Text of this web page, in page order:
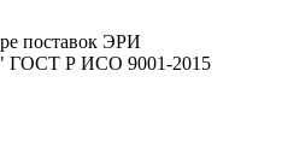
поставок ЭРИ
ГОСТ Р ИСО 9001-2015